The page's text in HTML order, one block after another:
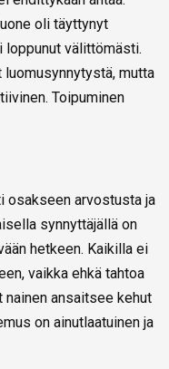
oli täyttynyt
loppunut välittömästi.
mutta
Toipuminen
osakseen arvostusta ja
synnyttäjällä on
hetkeen. Kaikilla ei
vaikka ehkä tahtoa
ansaitsee kehut
on ainutlaatuinen ja